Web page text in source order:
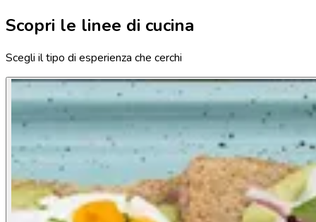
Scopri le linee di cucina
Scegli il tipo di esperienza che cerchi